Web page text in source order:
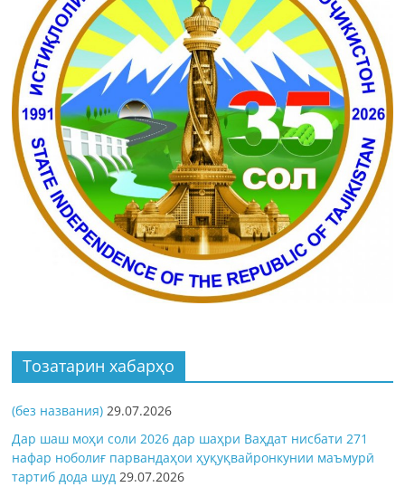
Тозатарин хабарҳо
(без названия) 29.07.2026
Дар шаш моҳи соли 2026 дар шаҳри Ваҳдат нисбати 271
нафар ноболиғ парвандаҳои ҳуқуқвайронкунии маъмурӣ
тартиб дода шуд 29.07.2026